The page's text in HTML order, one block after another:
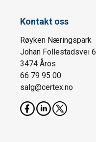
Kontakt oss
Røyken Næringspark
Johan Follestadsvei 6
3474 Åros
66 79 95 00
salg@certex.no